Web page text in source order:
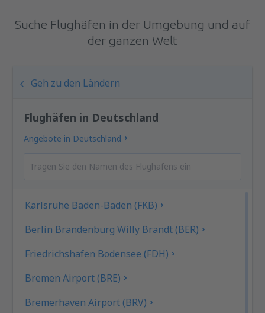
Suche Flughäfen in der Umgebung und auf
der ganzen Welt
Geh zu den Ländern
Flughäfen in Deutschland
Angebote in Deutschland
Karlsruhe Baden-Baden (FKB)
Berlin Brandenburg Willy Brandt (BER)
Friedrichshafen Bodensee (FDH)
Bremen Airport (BRE)
Bremerhaven Airport (BRV)